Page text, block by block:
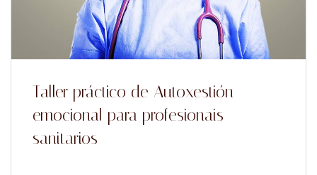
Taller práctico de Autoxestión
emocional para profesionais
sanitarios